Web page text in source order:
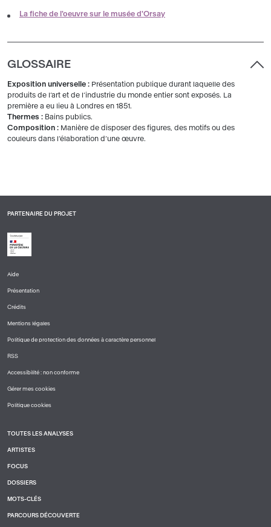
La fiche de l'oeuvre sur le musée d'Orsay
GLOSSAIRE
Exposition universelle : Présentation publique durant laquelle des
produits de l’art et de l’industrie du monde entier sont exposés. La
première a eu lieu à Londres en 1851.
Thermes : Bains publics.
Composition : Manière de disposer des figures, des motifs ou des
couleurs dans l’élaboration d’une œuvre.
PARTENAIRE DU PROJET
DE
PAGE
1
Aide
Présentation
Crédits
Mentions légales
Politique de protection des données à caractère personnel
RSS
Accessibilité : non conforme
Gérer mes cookies
Politique cookies
DE
PAGE
2
TOUTES LES ANALYSES
ARTISTES
FOCUS
DOSSIERS
MOTS-CLÉS
PARCOURS DÉCOUVERTE